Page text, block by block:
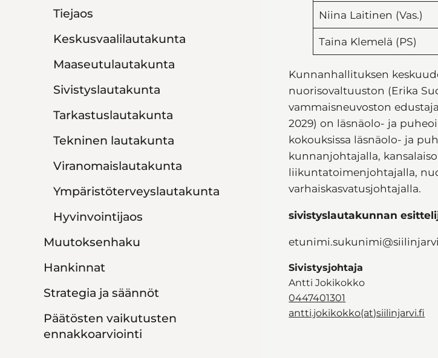
Tiejaos
Keskusvaalilautakunta
Maaseutulautakunta
Sivistyslautakunta
Tarkastuslautakunta
Tekninen lautakunta
Viranomaislautakunta
Ympäristöterveyslautakunta
Hyvinvointijaos
Muutoksenhaku
Hankinnat
Strategia ja säännöt
Päätösten vaikutusten
ennakkoarviointi
Niina Laitinen (Vas.)
Taina Klemelä (PS)
Kunnanhallituksen
nuorisovaltuuston (Erika
vammaisneuvoston
2029) on läsnäolo- ja
kokouksissa läsnäolo- ja
kunnanjohtajalla,
liikuntatoimenjohtajalla,
varhaiskasvatusjohtajalla.
sivistyslautakunnan
Sivistysjohtaja
Antti Jokikokko
0447401301
antti.jokikokko(at)siilinjarvi.fi